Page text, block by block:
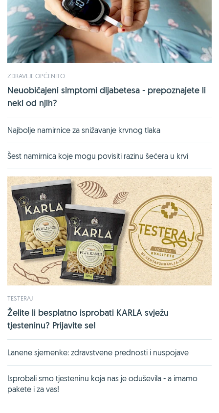
ZDRAVLJE OPĆENITO
Neuobičajeni simptomi dijabetesa - prepoznajete li
neki od njih?
Najbolje namirnice za snižavanje krvnog tlaka
Šest namirnica koje mogu povisiti razinu šećera u krvi
TESTERAJ
Želite li besplatno isprobati KARLA svježu
tjesteninu? Prijavite se!
Lanene sjemenke: zdravstvene prednosti i nuspojave
Isprobali smo tjesteninu koja nas je oduševila - a imamo
pakete i za vas!